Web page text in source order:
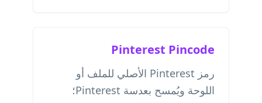
Pinterest Pincode
رمز Pinterest الأصلي للملف أو
اللوحة ويُمسح بعدسة Pinterest؛